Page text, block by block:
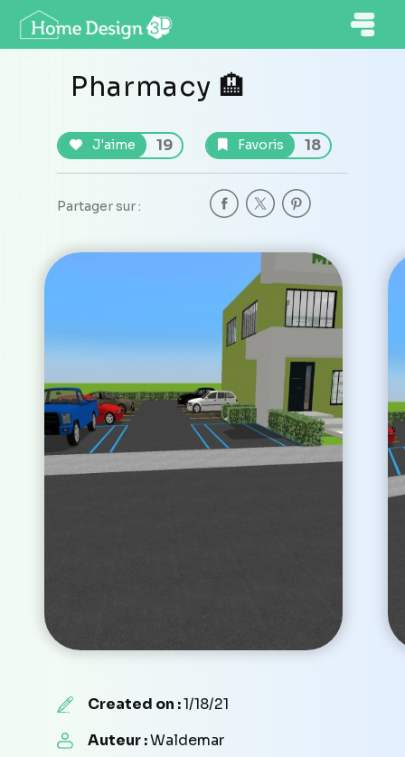
Pharmacy 🏨
J'aime 19 Favoris 18
Partager sur :
Created on :1/18/21
Auteur :Waldemar